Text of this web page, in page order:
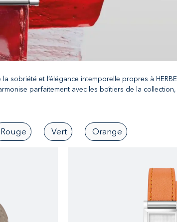
sobriété et l’élégance intemporelle propres à
parfaitement avec les boîtiers de la
Rouge Vert Orange